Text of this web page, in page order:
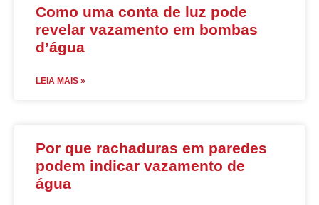
Como uma conta de luz pode
revelar vazamento em bombas
d’água
LEIA MAIS »
Por que rachaduras em paredes
podem indicar vazamento de
água